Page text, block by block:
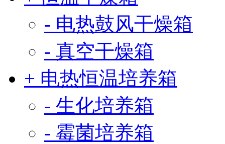
- 电热鼓风干燥箱
- 真空干燥箱
+ 电热恒温培养箱
- 生化培养箱
- 霉菌培养箱